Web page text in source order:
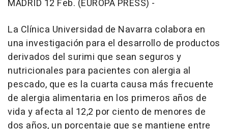
MADRID 12 Feb. (EUROPA PRESS) -
La Clínica Universidad de Navarra colabora en
una investigación para el desarrollo de productos
derivados del surimi que sean seguros y
nutricionales para pacientes con alergia al
pescado, que es la cuarta causa más frecuente
de alergia alimentaria en los primeros años de
vida y afecta al 12,2 por ciento de menores de
dos años, un porcentaje que se mantiene entre